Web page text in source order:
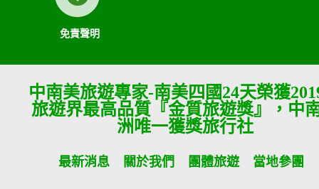
免責聲明
中南美旅遊專家-南美四國24天榮獲
旅遊界最高品質『金質旅遊獎』，中
洲唯一獲獎旅行社
最新消息 關於我們 團體旅遊 當地參團